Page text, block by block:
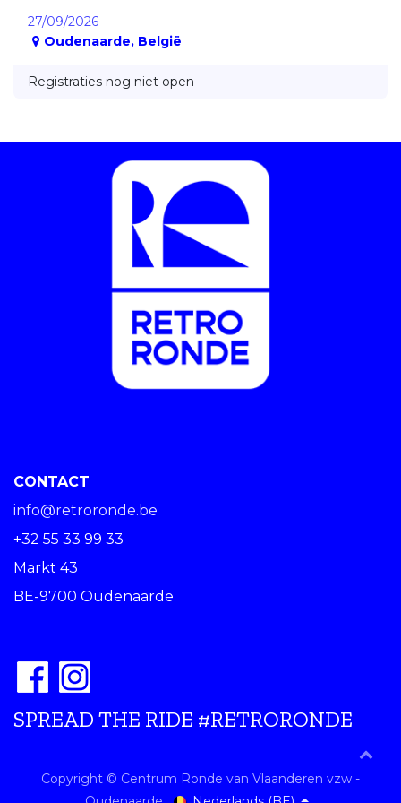
27/09/2026
Oudenaarde, België
Registraties nog niet open
CONTACT
info@retroronde.be
+32 55 33 99 33
Markt 43
BE-9700 Oudenaarde
SPREAD THE RIDE #RETRORONDE
Copyright © Centrum Ronde van Vlaanderen vzw -